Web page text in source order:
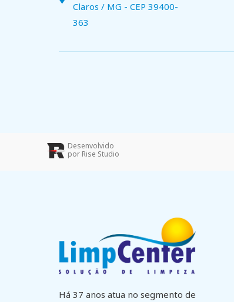
Claros / MG - CEP 39400-
363
Desenvolvido
por Rise Studio
Há 37 anos atua no segmento de